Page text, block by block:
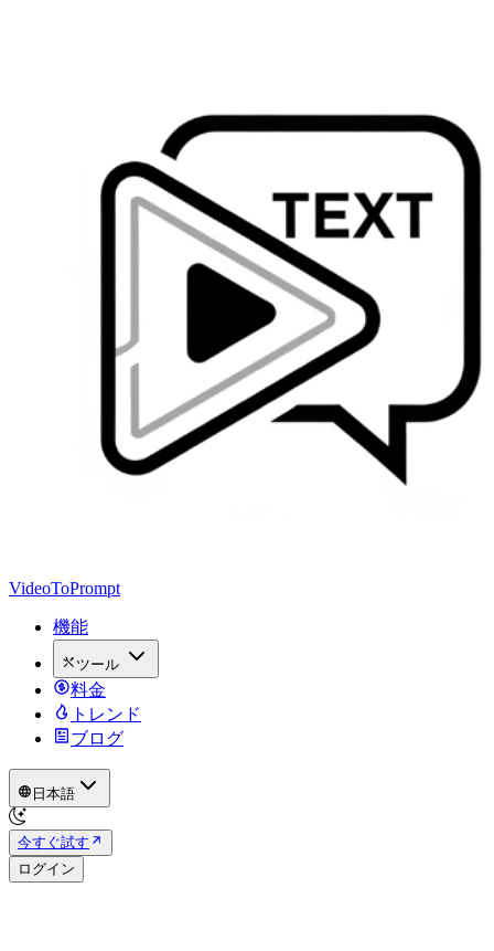
VideoToPrompt
機能
ツール
料金
トレンド
ブログ
日本語
今すぐ試す
ログイン